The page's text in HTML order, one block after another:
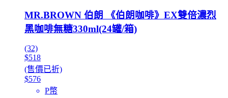
MR.BROWN 伯朗 《伯朗咖啡》EX雙倍濃烈
黑咖啡無糖330ml(24罐/箱)
(32)
$518
(售價已折)
$576
P幣